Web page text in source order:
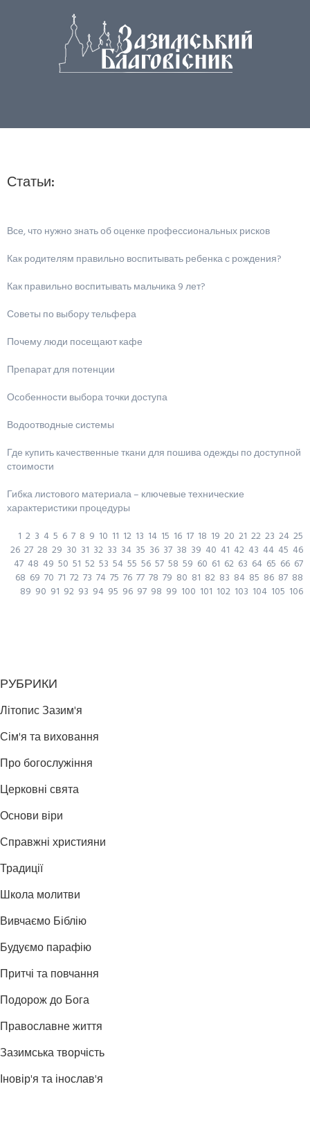
Статьи:
Все, что нужно знать об оценке профессиональных рисков
Как родителям правильно воспитывать ребенка с рождения?
Как правильно воспитывать мальчика 9 лет?
Советы по выбору тельфера
Почему люди посещают кафе
Препарат для потенции
Особенности выбора точки доступа
Водоотводные системы
Где купить качественные ткани для пошива одежды по доступной
стоимости
Гибка листового материала – ключевые технические
характеристики процедуры
1 2 3 4 5 6 7 8 9 10 11 12 13 14 15 16 17 18 19 20 21 22 23 24 25
26 27 28 29 30 31 32 33 34 35 36 37 38 39 40 41 42 43 44 45 46
47 48 49 50 51 52 53 54 55 56 57 58 59 60 61 62 63 64 65 66 67
68 69 70 71 72 73 74 75 76 77 78 79 80 81 82 83 84 85 86 87 88
89 90 91 92 93 94 95 96 97 98 99 100 101 102 103 104 105 106
РУБРИКИ
Літопис Зазим'я
Сім'я та виховання
Про богослужіння
Церковні свята
Основи віри
Справжні християни
Традиції
Школа молитви
Вивчаємо Біблію
Будуємо парафію
Притчі та повчання
Подорож до Бога
Православне життя
Зазимська творчість
Іновір'я та інослав'я